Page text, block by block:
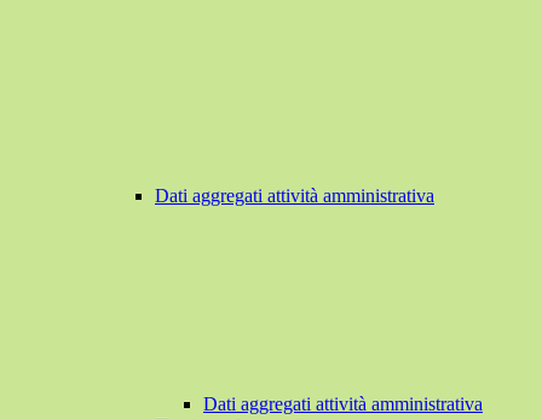
Dati aggregati attività amministrativa
Dati aggregati attività amministrativa